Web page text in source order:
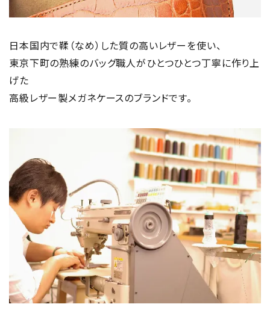
日本国内で鞣（なめ）した質の高いレザーを使い、
東京下町の熟練のバッグ職人がひとつひとつ丁寧に作り上
げた
高級レザー製メガネケースのブランドです。